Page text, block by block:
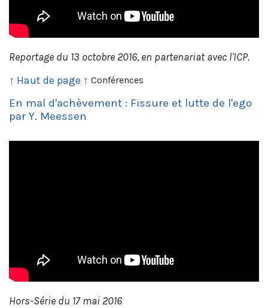
Reportage du 13 octobre 2016, en partenariat avec l'ICP.
↑ Haut de page ↑ Conférences
En mal d'achèvement : Fissure et lutte de l'ego
par Y. Meessen
Hors-Série du 17 mai 2016